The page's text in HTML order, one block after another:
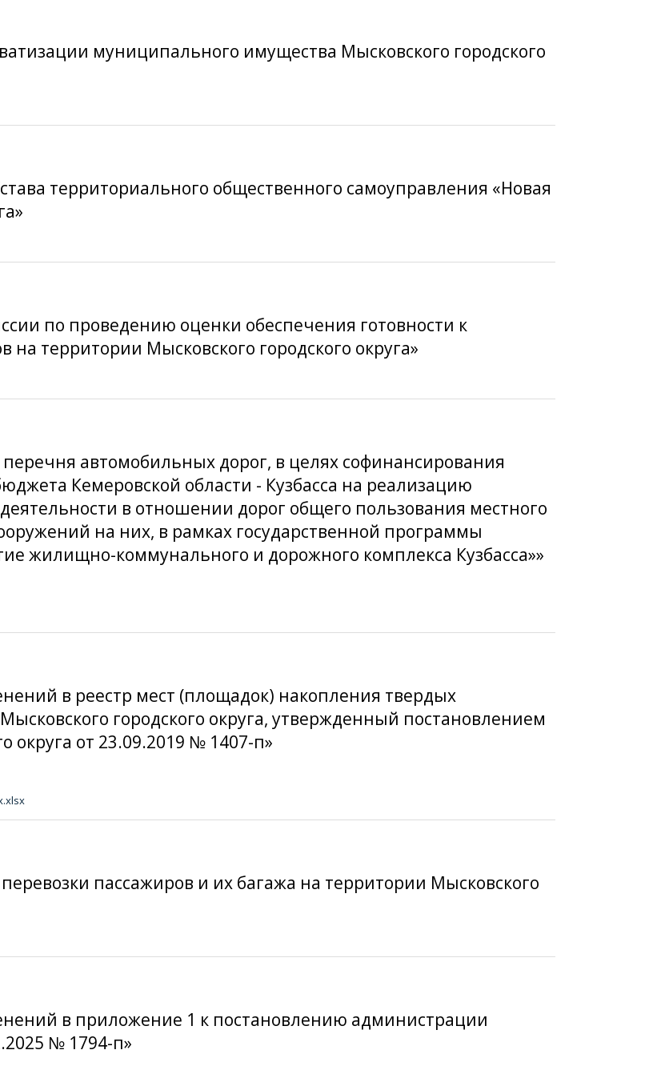
муниципального имущества Мысковского городского
территориального общественного самоуправления «Новая
по проведению оценки обеспечения готовности к
территории Мысковского городского округа»
автомобильных дорог, в целях софинансирования
Кемеровской области - Кузбасса на реализацию
в отношении дорог общего пользования местного
на них, в рамках государственной программы
жилищно-коммунального и дорожного комплекса Кузбасса»»
в реестр мест (площадок) накопления твердых
городского округа, утвержденный постановлением
округа от 23.09.2019 № 1407-п»
пассажиров и их багажа на территории Мысковского
в приложение 1 к постановлению администрации
№ 1794-п»